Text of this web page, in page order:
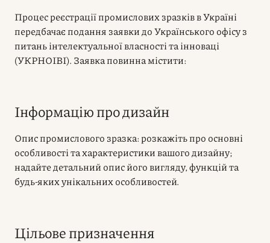
Процес реєстрації промислових зразків в Україні
передбачає подання заявки до Українського офісу з
питань інтелектуальної власності та інноваці
(УКРНОІВІ). Заявка повинна містити:
Інформацію про дизайн
Опис промислового зразка: розкажіть про основні
особливості та характеристики вашого дизайну;
надайте детальний опис його вигляду, функцій та
будь-яких унікальних особливостей.
Цільове призначення